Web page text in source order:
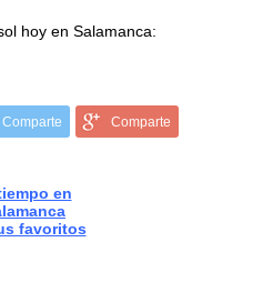
hoy en Salamanca:
Comparte Comparte
en
favoritos